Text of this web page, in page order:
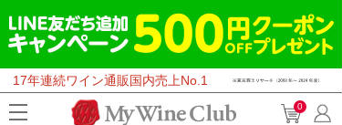
17年連続ワイン通販国内売上No.1
0